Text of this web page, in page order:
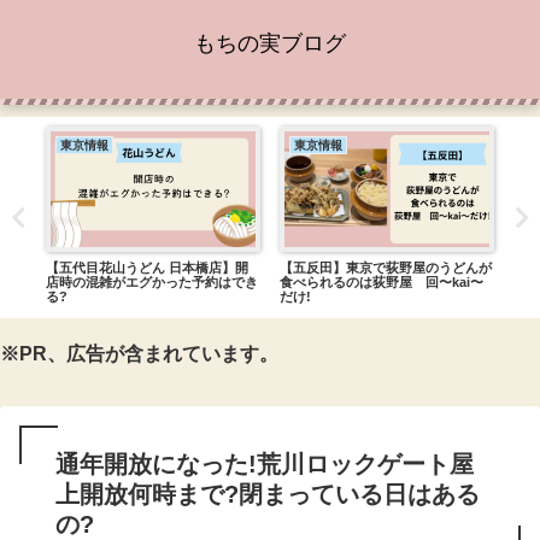
もちの実ブログ
東京情報
【五代目花山うどん 日本橋店】開
店時の混雑がエグかった予約はでき
る?
東京情報
【五反田】東京で荻野屋のうどんが
食べられるのは荻野屋 回〜kai〜
だけ!
※PR、広告が含まれています。
通年開放になった!荒川ロックゲート屋
上開放何時まで?閉まっている日はある
の?